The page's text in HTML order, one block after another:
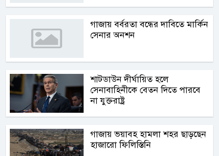
গাজায় বর্বরতা বন্ধের দাবিতে মার্কিন
সেনার অনশন
শাটডাউন দীর্ঘায়িত হলে
সেনাবাহিনীকে বেতন দিতে পারবে
না যুক্তরাষ্ট্র
গাজায় ভয়াবহ হামলা শহর ছাড়ছেন
হাজারো ফিলিস্তিনি